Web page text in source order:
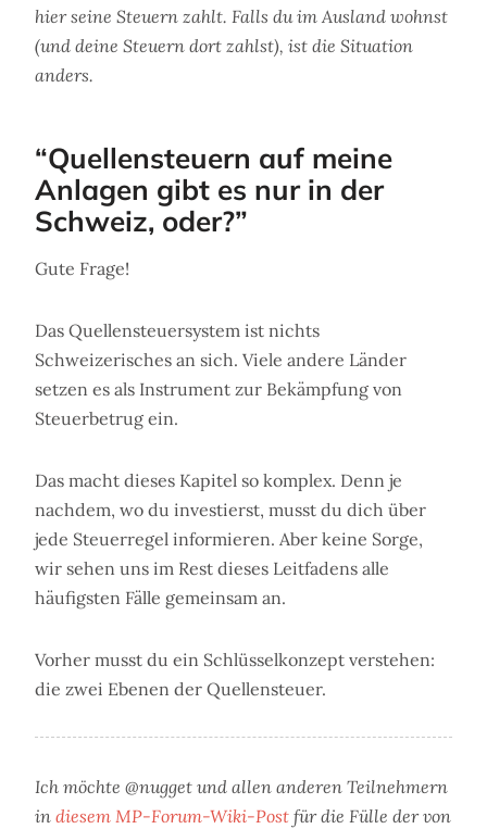
hier seine Steuern zahlt. Falls du im Ausland wohnst
(und deine Steuern dort zahlst), ist die Situation
anders.
“Quellensteuern auf meine
Anlagen gibt es nur in der
Schweiz, oder?”
Gute Frage!
Das Quellensteuersystem ist nichts
Schweizerisches an sich. Viele andere Länder
setzen es als Instrument zur Bekämpfung von
Steuerbetrug ein.
Das macht dieses Kapitel so komplex. Denn je
nachdem, wo du investierst, musst du dich über
jede Steuerregel informieren. Aber keine Sorge,
wir sehen uns im Rest dieses Leitfadens alle
häufigsten Fälle gemeinsam an.
Vorher musst du ein Schlüsselkonzept verstehen:
die zwei Ebenen der Quellensteuer.
Ich möchte @nugget und allen anderen Teilnehmern
in diesem MP-Forum-Wiki-Post für die Fülle der von